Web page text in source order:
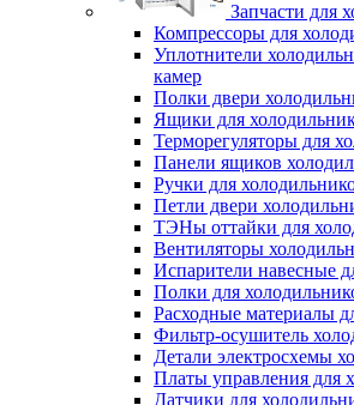
Запчасти для
Компрессоры для
Уплотнители
камер
Полки двери
Ящики для
Терморегуляторы для
Панели ящиков
Ручки для
Петли двери
ТЭНы оттайки для
Вентиляторы
Испарители навесные
Полки для
Расходные материалы
Фильтр-осушитель
Детали электросхемы
Платы управления для
Датчики для